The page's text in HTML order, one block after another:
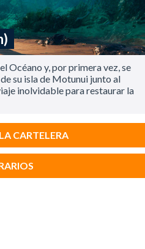
Océano y, por primera vez, se
su isla de Motunui junto al
inolvidable para restaurar la
CARTELERA